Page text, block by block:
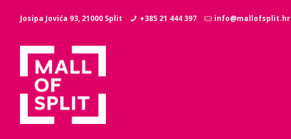
Josipa Jovića 93, 21000 Split +385 21 444 397 info@mallofsplit.hr